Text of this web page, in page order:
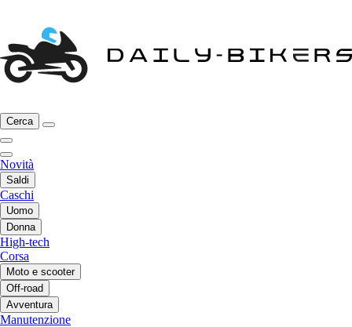
Cerca
Novità
Saldi
Caschi
Uomo
Donna
High-tech
Corsa
Moto e scooter
Off-road
Avventura
Manutenzione